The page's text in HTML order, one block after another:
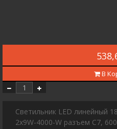
В
Светильник LED линейный
2х9W-4000-W разъем C7,